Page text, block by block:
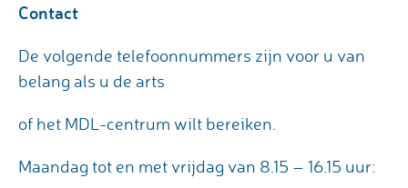
Contact
De volgende telefoonnummers zijn voor u van
belang als u de arts
of het MDL-centrum wilt bereiken.
Maandag tot en met vrijdag van 8.15 – 16.15 uur: